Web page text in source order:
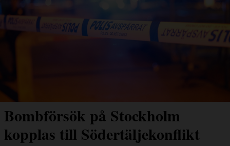
Bombförsök på Stockholm
kopplas till Södertäljekonflikt